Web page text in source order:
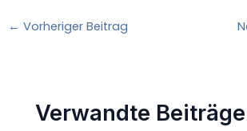
← Vorheriger Beitrag
Verwandte Beiträge